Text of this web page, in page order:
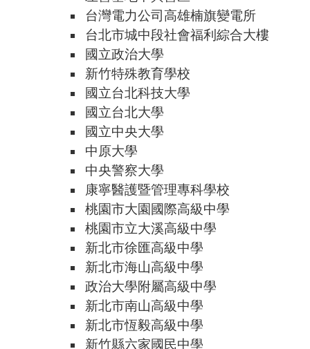
台灣電力公司高雄楠旗變電所
台北市城中段社會福利綜合大樓
國立政治大學
新竹特殊教育學校
國立台北科技大學
國立台北大學
國立中央大學
中原大學
中央警察大學
康寧醫護暨管理專科學校
桃園市大園國際高級中學
桃園市立大溪高級中學
新北市徐匯高級中學
新北市海山高級中學
政治大學附屬高級中學
新北市南山高級中學
新北市恆毅高級中學
新竹縣六家國民中學